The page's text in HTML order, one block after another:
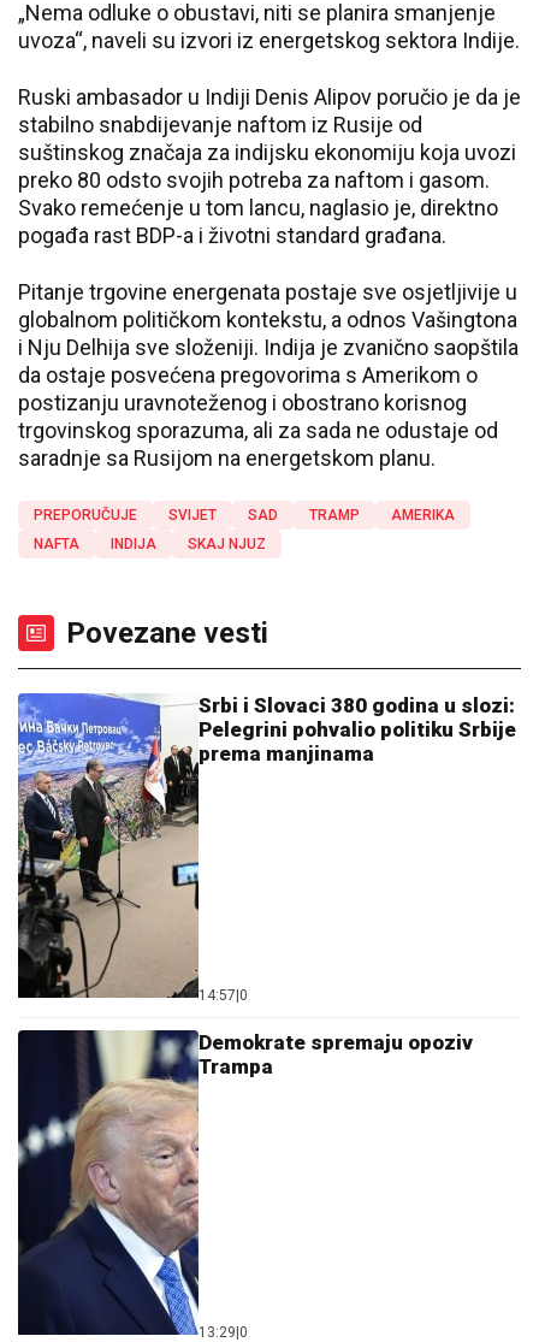
„Nema odluke o obustavi, niti se planira smanjenje
uvoza“, naveli su izvori iz energetskog sektora Indije.
Ruski ambasador u Indiji Denis Alipov poručio je da je
stabilno snabdijevanje naftom iz Rusije od
suštinskog značaja za indijsku ekonomiju koja uvozi
preko 80 odsto svojih potreba za naftom i gasom.
Svako remećenje u tom lancu, naglasio je, direktno
pogađa rast BDP-a i životni standard građana.
Pitanje trgovine energenata postaje sve osjetljivije u
globalnom političkom kontekstu, a odnos Vašingtona
i Nju Delhija sve složeniji. Indija je zvanično saopštila
da ostaje posvećena pregovorima s Amerikom o
postizanju uravnoteženog i obostrano korisnog
trgovinskog sporazuma, ali za sada ne odustaje od
saradnje sa Rusijom na energetskom planu.
PREPORUČUJE SVIJET SAD TRAMP
AMERIKA
NAFTA
INDIJA SKAJ NJUZ
Povezane vesti
Srbi i Slovaci 380 godina u slozi:
Pelegrini pohvalio politiku Srbije
prema manjinama
14:57 0
Demokrate spremaju opoziv
Trampa
13:29 0